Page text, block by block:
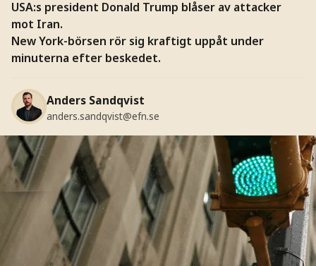
USA:s president Donald Trump blåser av attacker
mot Iran.
New York-börsen rör sig kraftigt uppåt under
minuterna efter beskedet.
Anders Sandqvist
anders.sandqvist@efn.se